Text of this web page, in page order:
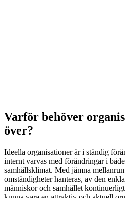
Varför behöver
över?
Ideella organisationer är i ständig
internt varvas med förändringar i
samhällsklimat. Med jämna
omständigheter hanteras, av den
människor och samhället